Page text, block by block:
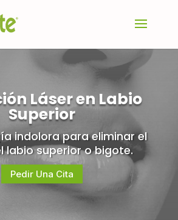
Láser en Labio
Superior
indolora para eliminar el
labio superior o bigote.
Pedir Una Cita